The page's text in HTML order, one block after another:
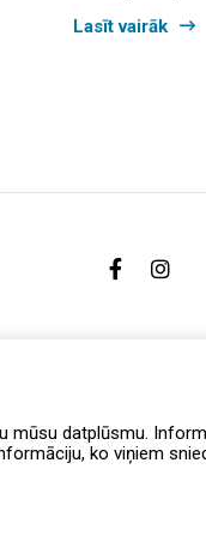
datplūsmu.
ko viņiem
Lasīt vairāk